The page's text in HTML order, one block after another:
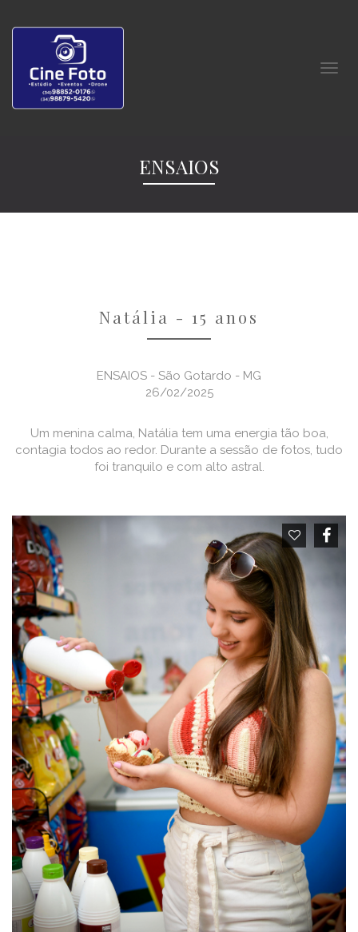
ENSAIOS
Natália - 15 anos
ENSAIOS - São Gotardo - MG
26/02/2025
Um menina calma, Natália tem uma energia tão boa,
contagia todos ao redor. Durante a sessão de fotos, tudo
foi tranquilo e com alto astral.